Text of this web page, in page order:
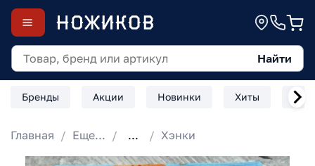
Найти
Бренды Акции Новинки Хиты
Главная Еще... ... Хэнки